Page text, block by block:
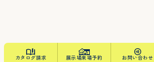
カタログ請求 展示場来場予約 お問い合わせ